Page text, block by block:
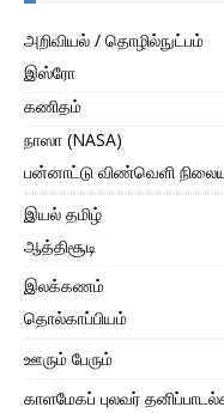
அறிவியல் / தொழில்நுட்பம்
இஸ்ரோ
கணிதம்
நாஸா (NASA)
பன்னாட்டு விண்வெளி
இயல் தமிழ்
ஆத்திசூடி
இலக்கணம்
தொல்காப்பியம்
ஊரும் பேரும்
காளமேகப் புலவர்